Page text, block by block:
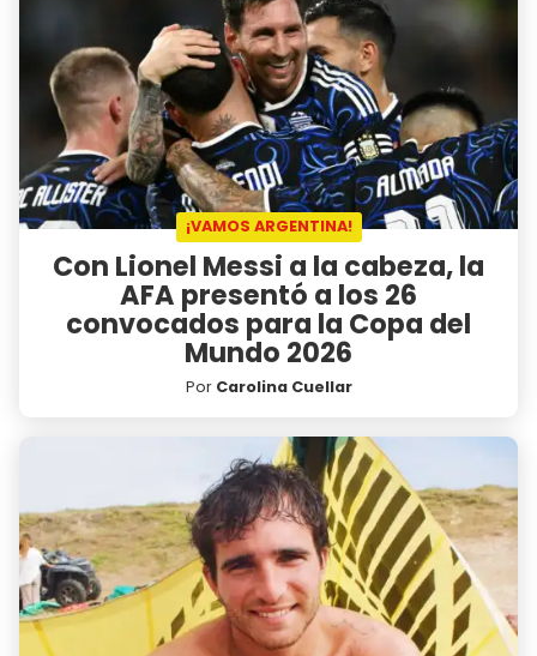
¡VAMOS ARGENTINA!
Con Lionel Messi a la cabeza, la
AFA presentó a los 26
convocados para la Copa del
Mundo 2026
Por Carolina Cuellar